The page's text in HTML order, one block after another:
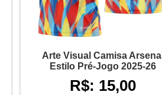
Arte Visual Camisa Arsenal
Estilo Pré-Jogo 2025-26
R$: 15,00